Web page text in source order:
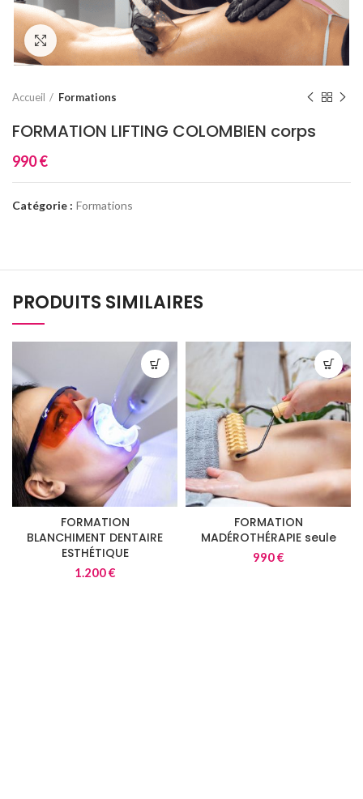
Click to enlarge
Accueil Formations
FORMATION LIFTING COLOMBIEN corps
990€
Catégorie : Formations
PRODUITS SIMILAIRES
FORMATION
BLANCHIMENT DENTAIRE
ESTHÉTIQUE
1.200€
FORMATION
MADÉROTHÉRAPIE seule
990€